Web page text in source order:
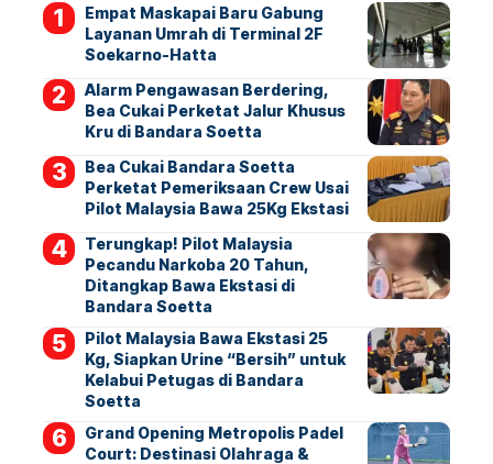
Empat Maskapai Baru Gabung
Layanan Umrah di Terminal 2F
Soekarno-Hatta
Alarm Pengawasan Berdering,
Bea Cukai Perketat Jalur Khusus
Kru di Bandara Soetta
Bea Cukai Bandara Soetta
Perketat Pemeriksaan Crew Usai
Pilot Malaysia Bawa 25Kg Ekstasi
Terungkap! Pilot Malaysia
Pecandu Narkoba 20 Tahun,
Ditangkap Bawa Ekstasi di
Bandara Soetta
Pilot Malaysia Bawa Ekstasi 25
Kg, Siapkan Urine “Bersih” untuk
Kelabui Petugas di Bandara
Soetta
Grand Opening Metropolis Padel
Court: Destinasi Olahraga &